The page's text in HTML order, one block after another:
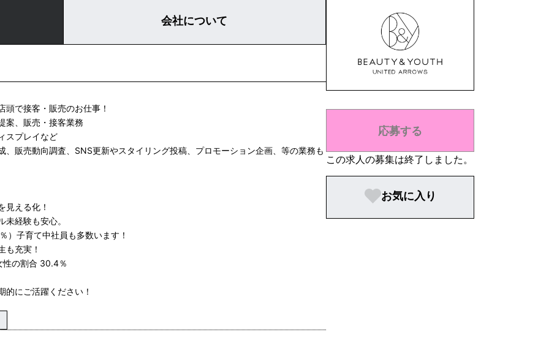
会社について
頭で接客・販売のお仕事！
案、販売・接客業務
スプレイなど
、販売動向調査、SNS更新やスタイリング投稿、プロモーション企画、等の業務も
見える化！
経験も安心。
）子育て中社員も多数います！
も充実！
性の割合 30.4％
的にご活躍ください！
応募する
この求人の募集は終了しました。
お気に入り